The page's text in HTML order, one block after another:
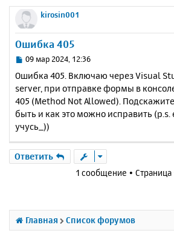
kirosin001
Ошибка 405
С
о
б
щ
е
н
и
е
09 мар 2024, 12:36
Ошибка 405. Включаю через Visual
server, при отправке формы в
405 (Method Not Allowed).
быть и как это можно исправить (p.s.
учусь_))
Ответить
1 сообщение • Страница
Главная Список форумов